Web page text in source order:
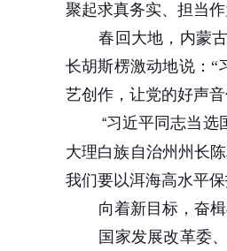
聚起求真务实、担当
春回大地，内蒙
长胡斯楞激动地说：“
艺创作，让党的好声
“习近平同志当选
大理白族自治州州长
我们要以洱海高水平
向着新目标，奋
国家发展改革委